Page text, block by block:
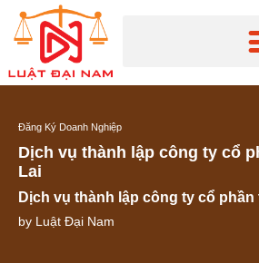
Đăng Ký Doanh Nghiệp
Dịch vụ thành lập công ty cổ
Lai
Dịch vụ thành lập công ty cổ phần
by Luật Đại Nam